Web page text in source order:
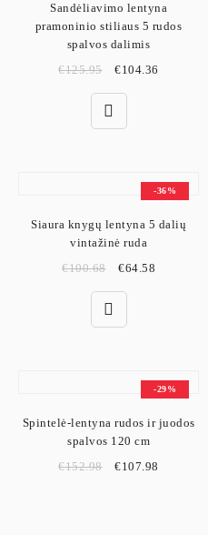
Sandėliavimo lentyna
pramoninio stiliaus 5 rudos
spalvos dalimis
€125.95 €104.36
-36%
Siaura knygų lentyna 5 dalių
vintažinė ruda
€100.68 €64.58
-29%
Spintelė-lentyna rudos ir juodos
spalvos 120 cm
€152.98 €107.98